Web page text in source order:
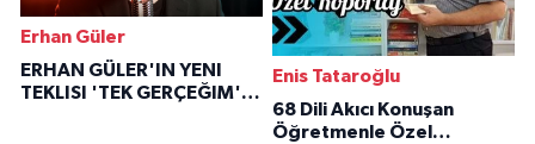
Erhan Güler
ERHAN GÜLER'IN YENI
TEKLISI 'TEK GERÇEĞIM'LE
Enis Tataroğlu
68 Dili Akıcı Konuşan
Öğretmenle Özel